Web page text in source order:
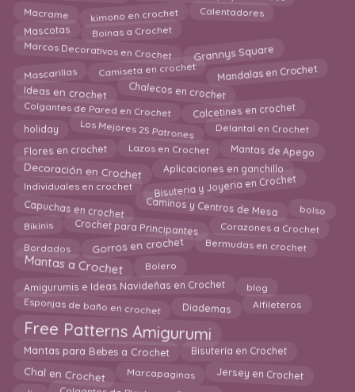
Macrame kimono en crochet Calentadores
Mascotas Boinas a Crochet
Marcos Decorativos en Crochet Grannys Square
Mascarillas Camiseta en crochet Mandalas en Crochet
Ideas en crochet Chalecos en crochet
Colgantes de Pared en Crochet Calcetines en crochet
holiday Los Mejores 25 Patrones Delantal en Crochet
Flores en crochet Lazos en Crochet Mantas de Apego
Decoración en Crochet
Aplicaciones en ganchillo
Individuales en crochet
Bisuteria y Joyeria en Crochet
Capuchas en crochet Caminos y Centros de Mesa bolso
Bikinis Crochet para Principantes Corazones a Crochet
Bordados Gorros en crochet Bermudas en crochet
Mantas a Crochet Bolero
Amigurumis e Ideas Navideñas en Crochet blog
Esponjas de baño en crochet Diademas Alfileteros
Free Patterns Amigurumi
Mantas para Bebes a Crochet Bisutería en Crochet
Chal en Crochet Marcapaginas Jersey en Crochet